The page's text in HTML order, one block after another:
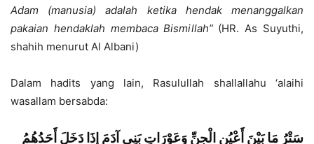
Adam (manusia) adalah ketika hendak menanggalkan
pakaian hendaklah membaca Bismillah”(HR. As Suyuthi,
shahih menurut Al Albani)
Dalam hadits yang lain, Rasulullah shallallahu ‘alaihi
wasallam bersabda:
سَتْرُ مَا بَيْنَ أَعْيُنِ الْجِنِّ وَعَوْرَاتِ بَنِى آدَمَ إِذَا دَخَلَ أَحَدُهُمُ